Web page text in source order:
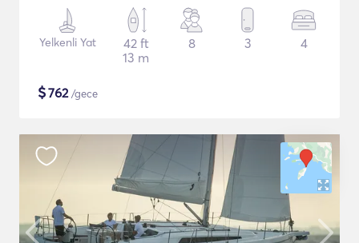
Yelkenli Yat
42 ft
13 m
8 3 4
$762/gece